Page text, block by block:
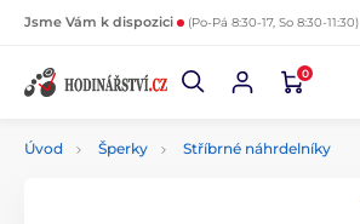
Jsme Vám k dispozici (Po-Pá 8:30-17, So 8:30-11:30)
0
Úvod Šperky Stříbrné náhrdelníky